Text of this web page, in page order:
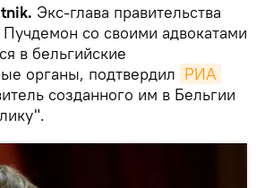
Экс-глава правительства
со своими адвокатами
в бельгийские
органы, подтвердил РИА
созданного им в Бельгии